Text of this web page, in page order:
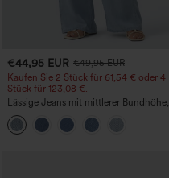
€44,95 EUR €49,95 EUR
Kaufen Sie 2 Stück für 61,54 € oder 4
Stück für 123,08 €.
Lässige Jeans mit mittlerer Bundhöhe,
Kordelzug und Taschen